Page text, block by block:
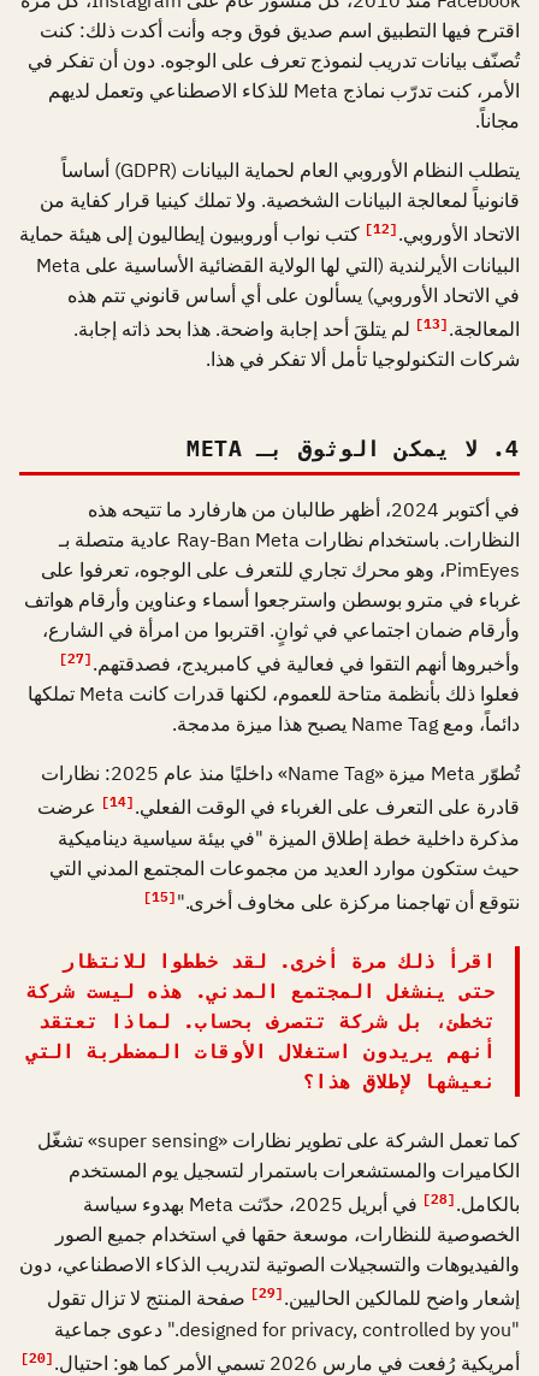
اقترح فيها التطبيق اسم صديق فوق وجه وأنت أكدت ذلك: كنت
تُصنّف بيانات تدريب لنموذج تعرف على الوجوه. دون أن تفكر في
الأمر، كنت تدرّب نماذج Meta للذكاء الاصطناعي وتعمل لديهم
مجاناً.
يتطلب النظام الأوروبي العام لحماية البيانات (GDPR) أساساً
قانونياً لمعالجة البيانات الشخصية. ولا تملك كينيا قرار كفاية من
الاتحاد الأوروبي. [12]
كتب نواب أوروبيون إيطاليون إلى هيئة حماية
البيانات الأيرلندية (التي لها الولاية القضائية الأساسية على Meta
في الاتحاد الأوروبي) يسألون على أي أساس قانوني تتم هذه
المعالجة. [13]
لم يتلقَ أحد إجابة واضحة. هذا بحد ذاته إجابة.
شركات التكنولوجيا تأمل ألا تفكر في هذا.
4. لا يمكن الوثوق بـ META
في أكتوبر 2024، أظهر طالبان من هارفارد ما تتيحه هذه
النظارات. باستخدام نظارات Ray-Ban Meta عادية متصلة بـ
PimEyes، وهو محرك تجاري للتعرف على الوجوه، تعرفوا على
غرباء في مترو بوسطن واسترجعوا أسماء وعناوين وأرقام هواتف
وأرقام ضمان اجتماعي في ثوانٍ. اقتربوا من امرأة في الشارع،
وأخبروها أنهم التقوا في فعالية في كامبريدج، فصدقتهم. [27]
فعلوا ذلك بأنظمة متاحة للعموم، لكنها قدرات كانت Meta تملكها
دائماً، ومع Name Tag يصبح هذا ميزة مدمجة.
تُطوّر Meta ميزة «Name Tag» داخليًا منذ عام 2025: نظارات
قادرة على التعرف على الغرباء في الوقت الفعلي. [14]
عرضت
مذكرة داخلية خطة إطلاق الميزة "في بيئة سياسية ديناميكية
حيث ستكون موارد العديد من مجموعات المجتمع المدني التي
نتوقع أن تهاجمنا مركزة على مخاوف أخرى." [15]
اقرأ ذلك مرة أخرى. لقد خططوا للانتظار
حتى ينشغل المجتمع المدني. هذه ليست شركة
تخطئ، بل شركة تتصرف بحساب. لماذا تعتقد
أنهم يريدون استغلال الأوقات المضطربة التي
نعيشها لإطلاق هذا؟
كما تعمل الشركة على تطوير نظارات «super sensing» تشغّل
الكاميرات والمستشعرات باستمرار لتسجيل يوم المستخدم
بالكامل. [28]
في أبريل 2025، حدّثت Meta بهدوء سياسة
الخصوصية للنظارات، موسعة حقها في استخدام جميع الصور
والفيديوهات والتسجيلات الصوتية لتدريب الذكاء الاصطناعي، دون
إشعار واضح للمالكين الحاليين. [29]
صفحة المنتج لا تزال تقول
"designed for privacy, controlled by you." دعوى جماعية
أمريكية رُفعت في مارس 2026 تسمي الأمر كما هو: احتيال.
[20]